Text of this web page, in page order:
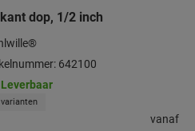
dop, 1/2 inch
642100
Leverbaar
vanaf